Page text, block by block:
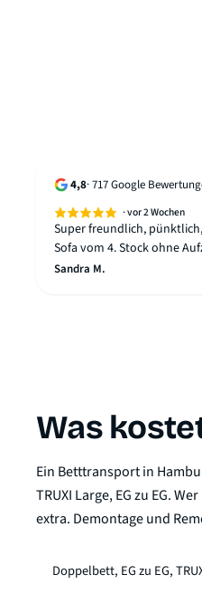
4,8·717Google
·vor 2 Wochen
Super freundlich,
Sofa vom 4. Stock ohne
Sandra M.
Was
Ein Betttransport in
TRUXI Large, EG zu EG.
extra. Demontage und
Doppelbett, EG zu EG,